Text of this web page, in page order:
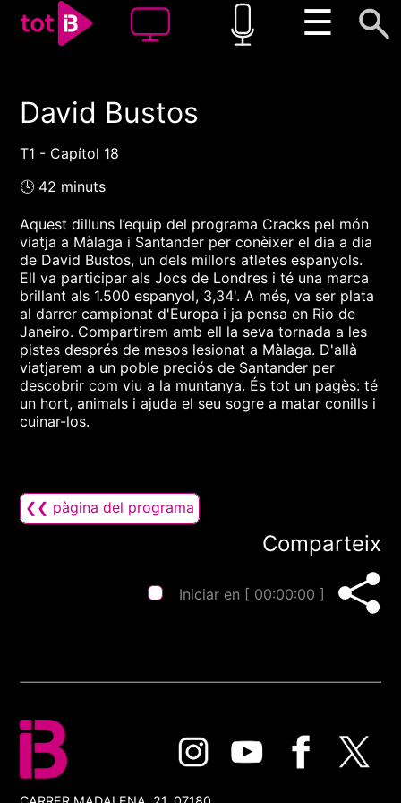
☰
00:00 00:00
David Bustos
T1 - Capítol 18
🕓 42 minuts
Aquest dilluns l’equip del programa Cracks pel món
viatja a Màlaga i Santander per conèixer el dia a dia
de David Bustos, un dels millors atletes espanyols.
Ell va participar als Jocs de Londres i té una marca
brillant als 1.500 espanyol, 3,34'. A més, va ser plata
al darrer campionat d'Europa i ja pensa en Rio de
Janeiro. Compartirem amb ell la seva tornada a les
pistes després de mesos lesionat a Màlaga. D'allà
viatjarem a un poble preciós de Santander per
descobrir com viu a la muntanya. És tot un pagès: té
un hort, animals i ajuda el seu sogre a matar conills i
cuinar-los.
❮❮ pàgina del programa
Comparteix
Iniciar en [ 00:00:00 ]